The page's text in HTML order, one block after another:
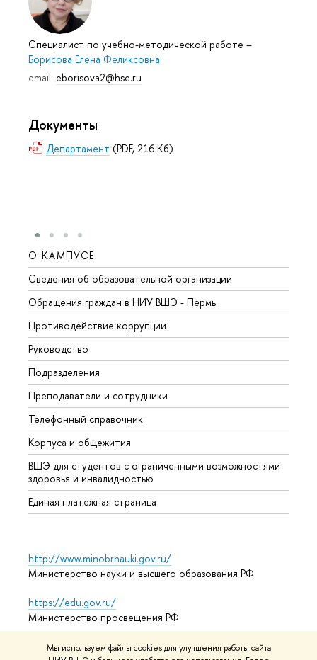
Мы используем файлы cookies для улучшения работы сайта
Специалист по учебно-методической работе –
Борисова Елена Феликсовна
email: eborisova2@hse.ru
Документы
Департамент (PDF, 216 Кб)
О КАМПУСЕ
Сведения об образовательной организации
Обращения граждан в НИУ ВШЭ - Пермь
Противодействие коррупции
Руководство
Подразделения
Преподаватели и сотрудники
Телефонный справочник
Корпуса и общежития
ВШЭ для студентов с ограниченными возможностями
здоровья и инвалидностью
Единая платежная страница
http://www.minobrnauki.gov.ru/
Министерство науки и высшего образования РФ
https://edu.gov.ru/
Министерство просвещения РФ
https://elearning.hse.ru/mooc